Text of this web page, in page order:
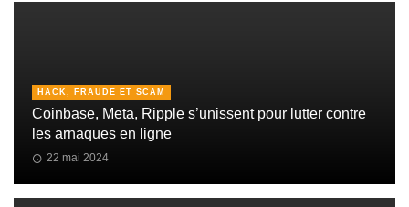
HACK, FRAUDE ET SCAM
Coinbase, Meta, Ripple s’unissent pour lutter contre
les arnaques en ligne
22 mai 2024